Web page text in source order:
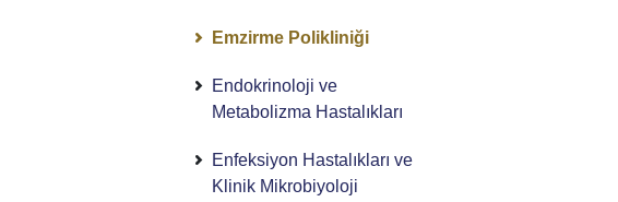
Emzirme Polikliniği
Endokrinoloji ve
Metabolizma Hastalıkları
Enfeksiyon Hastalıkları ve
Klinik Mikrobiyoloji